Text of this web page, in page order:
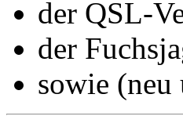
der QSL-
der
sowie